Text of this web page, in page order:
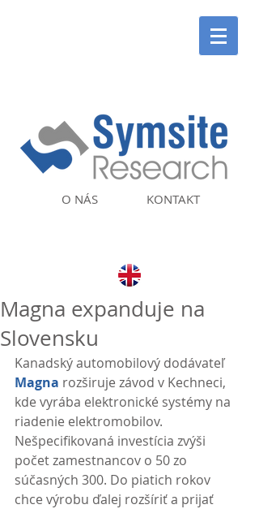
KONTAKT
O NÁS
Magna expanduje na
Slovensku
Kanadský automobilový dodávateľ
Magna rozširuje závod v Kechneci,
kde vyrába elektronické systémy na
riadenie elektromobilov.
Nešpecifikovaná investícia zvýši
počet zamestnancov o 50 zo
súčasných 300. Do piatich rokov
chce výrobu ďalej rozšíriť a prijať